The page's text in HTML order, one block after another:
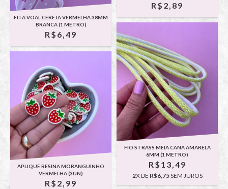
FITA VOAL CEREJA VERMELHA 38MM
BRANCA (1 METRO)
R$6,49
R$2,89
APLIQUE RESINA MORANGUINHO
VERMELHA (3UN)
R$2,99
FIO STRASS MEIA CANA AMARELA
6MM (1 METRO)
R$13,49
2X DE R$6,75SEM JUROS